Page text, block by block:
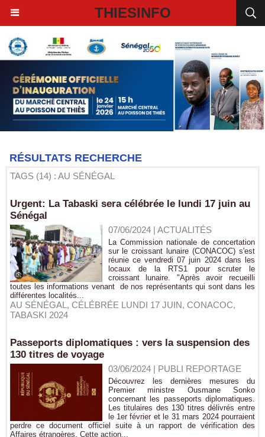
THIESINFO
RÉSULTATS RECHERCHE
TAGS (14) : AU SÉNÉGAL
Urgent: La Tabaski sera célébrée le lundi 17 juin au
Sénégal
07/06/2024| ACTUALITÉS
La Commission nationale de concertation
sur le croissant lunaire (CONACOC) s'est
réunie ce vendredi 07 juin 2024 dans les
locaux de la RTS1 pour scruter le
croissant lunaire. "Après avoir recueilli
toutes les informations venant de nos représentants qui sont dans les
différentes localités...
AU SÉNÉGAL , CÉLÉBRÉE LUNDI 17 JUIN, CONACOC,
TABASKI 2024
Passeports diplomatiques : vers la suspension des
130 titres de voyage
03/06/2024| PUBLI REPORTAGE
Découvrez les dernières mesures du
Premier ministre Ousmane Sonko
concernant les passeports diplomatiques.
Les titulaires des 130 titres délivrés entre
le 1er février et le 31 mars 2024 pourraient
perdre ce document officiel suite à un rapport de vérification des
Affaires étrangères. Cette action...